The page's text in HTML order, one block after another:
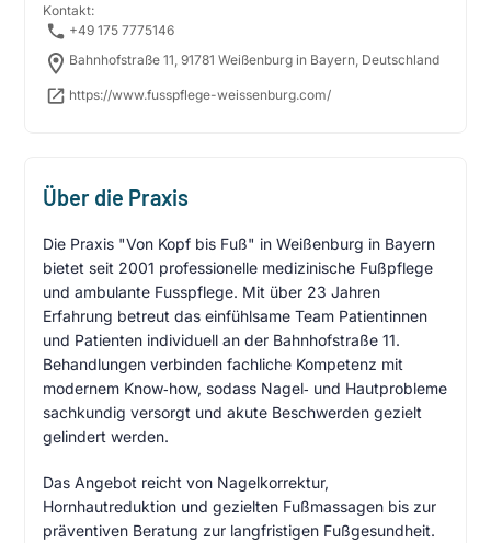
Kontakt:
+49 175 7775146
Bahnhofstraße 11, 91781 Weißenburg in Bayern, Deutschland
https://www.fusspflege-weissenburg.com/
Über die Praxis
Die Praxis "Von Kopf bis Fuß" in Weißenburg in Bayern
bietet seit 2001 professionelle medizinische Fußpflege
und ambulante Fusspflege. Mit über 23 Jahren
Erfahrung betreut das einfühlsame Team Patientinnen
und Patienten individuell an der Bahnhofstraße 11.
Behandlungen verbinden fachliche Kompetenz mit
modernem Know‑how, sodass Nagel‑ und Hautprobleme
sachkundig versorgt und akute Beschwerden gezielt
gelindert werden.
Das Angebot reicht von Nagelkorrektur,
Hornhautreduktion und gezielten Fußmassagen bis zur
präventiven Beratung zur langfristigen Fußgesundheit.